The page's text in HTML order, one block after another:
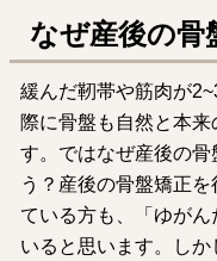
なぜ産後の骨
緩んだ靭帯や筋肉が
際に骨盤も自然と本
す。ではなぜ産後の骨
う？産後の骨盤矯正
ている方も、「ゆが
いると思います。し